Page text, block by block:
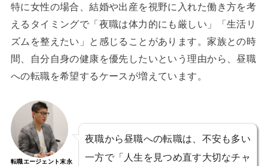
特に女性の場合、結婚や出産を視野に入れた働き方を考
えるタイミングで「夜職は体力的にも厳しい」「生活リ
ズムを整えたい」と感じることがあります。家族との時
間、自分自身の健康を優先したいという理由から、昼職
への転職を希望するケースが増えています。
転職エージェント末永
夜職から昼職への転職は、不安も多い
一方で「人生を見つめ直す大切なチャ